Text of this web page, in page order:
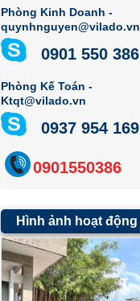
Phòng Kinh Doanh -
quynhnguyen@vilado.vn
0901 550 386
Phòng Kế Toán -
Ktqt@vilado.vn
0937 954 169
0901550386
Hình ảnh hoạt động